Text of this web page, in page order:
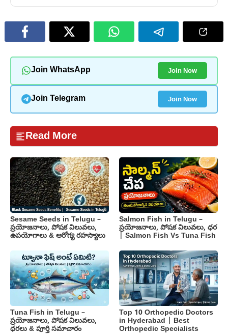
Join WhatsApp Join Now
Join Telegram Join Now
Read More
Sesame Seeds in Telugu –
ప్రయోజనాలు, పోషక విలువలు,
ఉపయోగాలు & ఆరోగ్య రహస్యాలు
Salmon Fish in Telugu –
ప్రయోజనాలు, పోషక విలువలు, ధర
| Salmon Fish Vs Tuna Fish
Tuna Fish in Telugu –
ప్రయోజనాలు, పోషక విలువలు,
ధరలు & పూర్తి సమాచారం
Top 10 Orthopedic Doctors
in Hyderabad | Best
Orthopedic Specialists